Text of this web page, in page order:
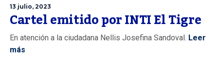
13 julio, 2023
Cartel emitido por INTI El Tigre
En atención a la ciudadana Nellis Josefina Sandoval. Leer
más